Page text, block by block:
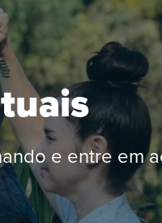
e entre em